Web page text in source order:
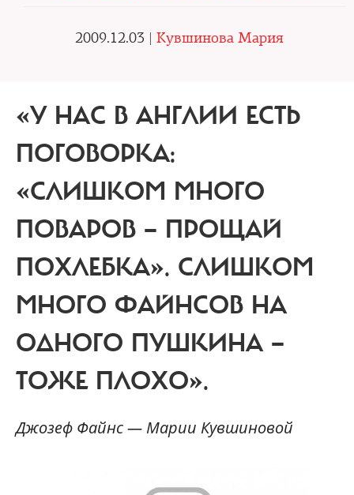
2009.12.03 | Кувшинова Мария
«У НАС В АНГЛИИ ЕСТЬ
ПОГОВОРКА:
«СЛИШКОМ МНОГО
ПОВАРОВ — ПРОЩАЙ
ПОХЛЕБКА». СЛИШКОМ
МНОГО ФАЙНСОВ НА
ОДНОГО ПУШКИНА —
ТОЖЕ ПЛОХО».
Джозеф Файнс — Марии Кувшиновой